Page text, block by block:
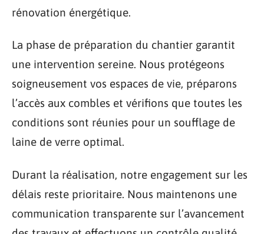
rénovation énergétique.
La phase de préparation du chantier garantit
une intervention sereine. Nous protégeons
soigneusement vos espaces de vie, préparons
l’accès aux combles et vérifions que toutes les
conditions sont réunies pour un soufflage de
laine de verre optimal.
Durant la réalisation, notre engagement sur les
délais reste prioritaire. Nous maintenons une
communication transparente sur l’avancement